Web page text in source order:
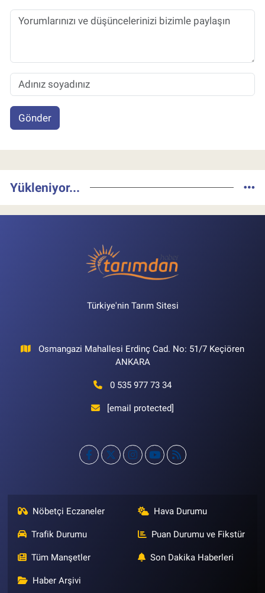
Gönder
Yükleniyor...
Türkiye'nin Tarım Sitesi
Osmangazi Mahallesi Erdinç Cad. No: 51/7 Keçiören
ANKARA
0 535 977 73 34
[email protected]
Nöbetçi Eczaneler Hava Durumu
Trafik Durumu Puan Durumu ve Fikstür
Tüm Manşetler Son Dakika Haberleri
Haber Arşivi